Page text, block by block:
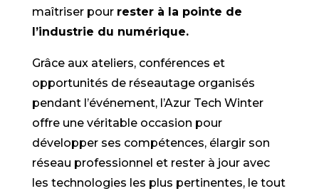
maîtriser pour rester à la pointe de
l’industrie du numérique.
Grâce aux ateliers, conférences et
opportunités de réseautage organisés
pendant l’événement, l’Azur Tech Winter
offre une véritable occasion pour
développer ses compétences, élargir son
réseau professionnel et rester à jour avec
les technologies les plus pertinentes, le tout